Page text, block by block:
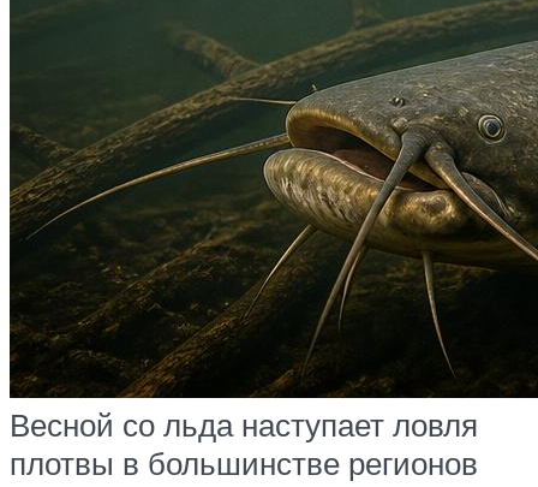
Весной со льда наступает ловля
плотвы в большинстве регионов